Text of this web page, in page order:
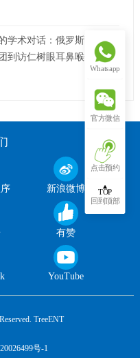
学术对话：俄罗斯萨马拉
到访仁树眼耳鼻喉开展合
新浪微博
有赞
YouTube
TreeENT
号-1
Whatsapp
官方微信
点击预约
TOP
回到顶部